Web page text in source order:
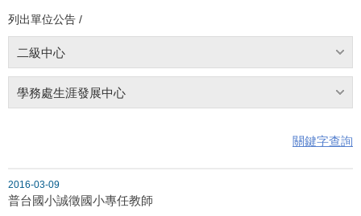
列出單位公告 /
二級中心
學務處生涯發展中心
關鍵字查詢
2016-03-09
普台國小誠徵國小專任教師